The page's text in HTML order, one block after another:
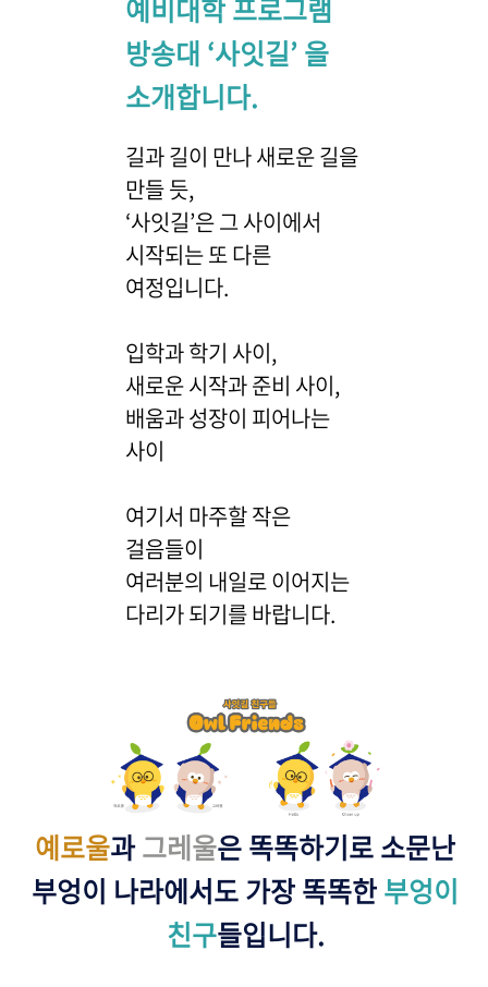
예비대학 프로그램
방송대 ‘사잇길’ 을
소개합니다.
길과 길이 만나 새로운 길을
만들 듯,
‘사잇길’은 그 사이에서
시작되는 또 다른
여정입니다.
입학과 학기 사이,
새로운 시작과 준비 사이,
배움과 성장이 피어나는
사이
여기서 마주할 작은
걸음들이
여러분의 내일로 이어지는
다리가 되기를 바랍니다.
예로울과그레울은 똑똑하기로 소문난
부엉이 나라에서도 가장 똑똑한부엉이
친구들입니다.